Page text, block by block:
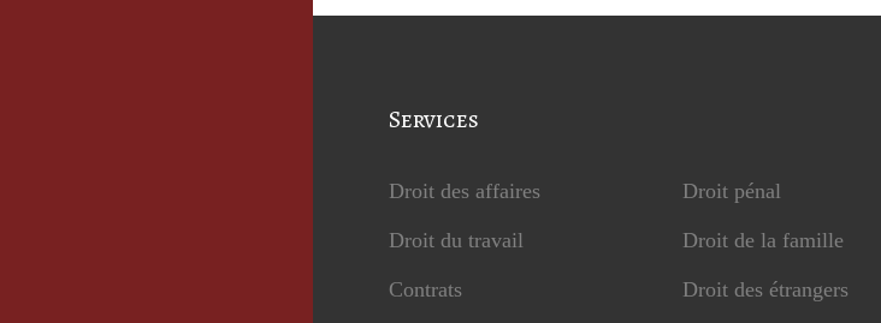
Services
Droit des affaires
Droit du travail
Contrats
Droit pénal
Droit de la famille
Droit des étrangers